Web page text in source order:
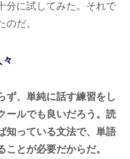
分に試してみた。それで
のだ。
ず、単純に話す練習をし
ールでも良いだろう。読
知っている文法で、単語
とが必要だからだ。